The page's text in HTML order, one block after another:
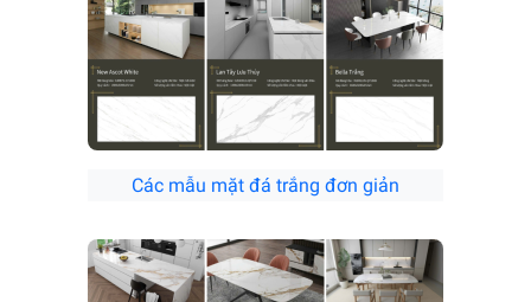
Các mẫu mặt đá trắng đơn giản